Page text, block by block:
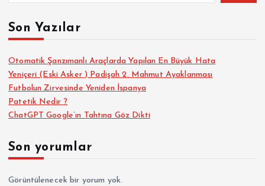
Son Yazılar
Otomatik Şanzımanlı Araçlarda Yapılan En Büyük Hata
Yeniçeri (Eski Asker ) Padişah 2. Mahmut Ayaklanması
Futbolun Zirvesinde Yeniden İspanya
Patetik Nedir ?
ChatGPT Google’ın Tahtına Göz Dikti
Son yorumlar
Görüntülenecek bir yorum yok.